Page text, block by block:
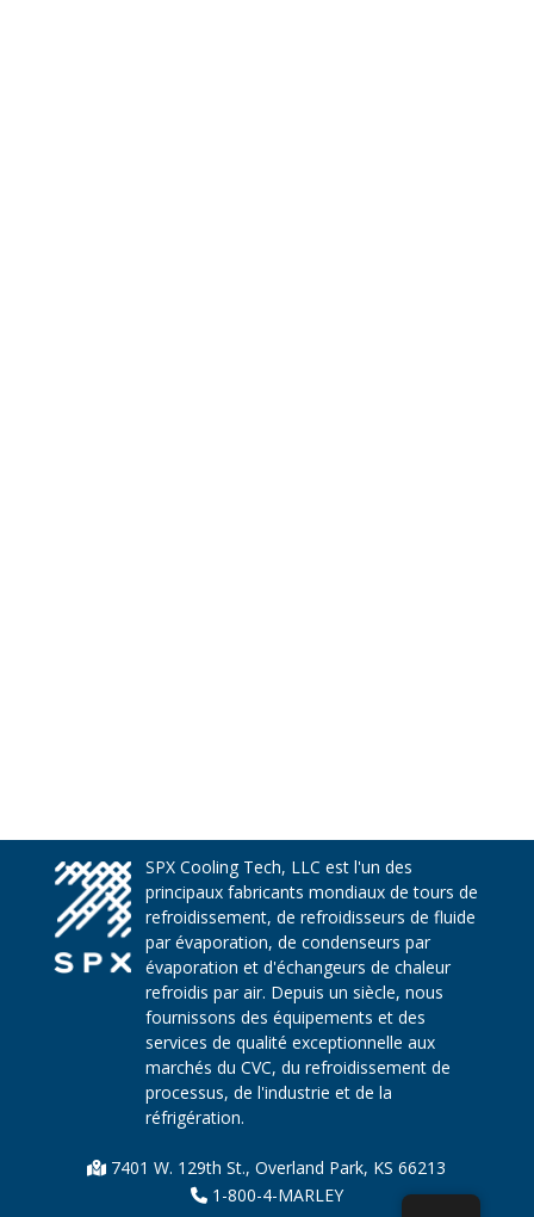
SPX Cooling Tech, LLC est l'un des
principaux fabricants mondiaux de tours de
refroidissement, de refroidisseurs de fluide
par évaporation, de condenseurs par
évaporation et d'échangeurs de chaleur
refroidis par air. Depuis un siècle, nous
fournissons des équipements et des
services de qualité exceptionnelle aux
marchés du CVC, du refroidissement de
processus, de l'industrie et de la
réfrigération.
7401 W. 129th St., Overland Park, KS 66213
1-800-4-MARLEY